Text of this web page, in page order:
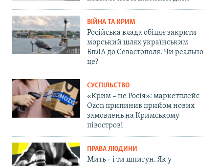
ВІЙНА ТА КРИМ
Російська влада обіцяє закрити
морський шлях українським
БпЛА до Севастополя. Чи реально
це?
СУСПІЛЬСТВО
«Крим – не Росія»: маркетплейс
Ozon припинив прийом нових
замовлень на Кримському
півострові
ПРАВА ЛЮДИНИ
Мить – і ти шпигун. Як у